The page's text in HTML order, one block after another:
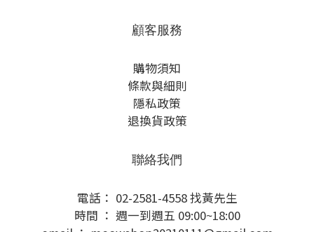
顧客服務
購物須知
條款與細則
隱私政策
退換貨政策
聯絡我們
電話： 02-2581-4558 找黃先生
時間 ： 週一到週五 09:00~18:00